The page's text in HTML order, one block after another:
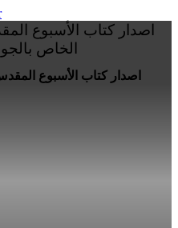
اصدار كتاب الأسبوع
الخاص
اصدار كتاب الأسبوع